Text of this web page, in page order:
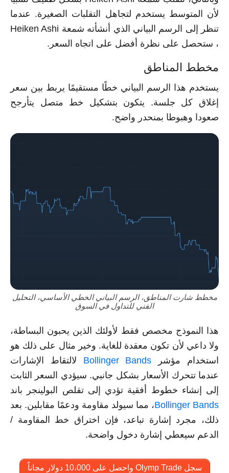
لأن المتوسط يستخدم لتجاهل التقلبات الصغيرة. عندما
تنظر إلى الرسم البياني الذي أنشأته شمعة Heiken Ashi
، ستحصل على نظرة أفضل على اتجاه السعر.
مخطط المناطق
يستخدم هذا الرسم البياني خطًا مستقيمًا يربط بين سعر
إغلاق كل جلسة. يتكون بتشكيل خط متصل يتأرجح
صعودا وهبوطا بمنحدر واضح.
مخطط شارت المناطق، الرسم البياني الخطي الأساسي، التحليل
الفني للتداول في السوق
هذا النموذج مخصص فقط لأولئك الذين يحبون البساطة،
ولا داعي لأن تكون معقدة للغاية. وخير مثال على ذلك هو
استخدام مؤشر Bollinger Bands لالتقاط الإشارات
عندما تتحرك الأسعار بشكل جانبي. سيؤدي السعر الثابت
إلى إنشاء خطوط أفقية تؤدي إلى تقلص البولينجر باند
Bollinger Bands، مما سيولد مقاومة ودعمًا مقابلين. بعد
ذلك، مجرد إشارة تباعد، فإن اختراق خط المقاومة /
الدعم سيعطي إشارة دخول واضحة.
سجل Olymp Trade واحصل على 10،000 دولار مجاناً